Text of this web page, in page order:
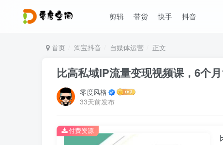
剪辑 带货 快手 抖音
首页 淘宝抖音 自媒体运营 正文
比高私域IP流量变现视频课，6个
零度风格
33天前发布
付费资源